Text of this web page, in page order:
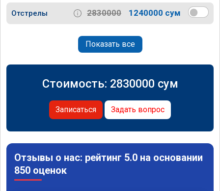
Отстрелы 2830000 1240000 сум
Показать все
Стоимость: 2830000 сум
Записаться Задать вопрос
Отзывы о нас: рейтинг 5.0 на основании
850 оценок